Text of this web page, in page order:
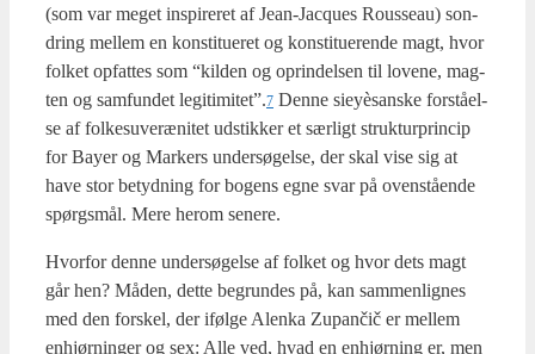
(som var meget inspi­re­ret af Jean-Jacques Rous­seau) son­
dring mel­lem en kon­sti­tu­e­ret og kon­sti­tu­e­ren­de magt, hvor
fol­ket opfat­tes som “kil­den og oprin­del­sen til love­ne, mag­
ten og sam­fun­det legitimitet”.7 Den­ne sieyèsan­ske for­stå­el­
se af fol­kes­u­veræ­ni­tet udstik­ker et sær­ligt struk­tur­prin­cip
for Bay­er og Mar­kers under­sø­gel­se, der skal vise sig at
have stor betyd­ning for bogens egne svar på oven­stå­en­de
spørgs­mål. Mere her­om sene­re.
Hvor­for den­ne under­sø­gel­se af fol­ket og hvor dets magt
går hen? Måden, det­te begrun­des på, kan sam­men­lig­nes
med den for­skel, der iføl­ge Alenka Zupančič er mel­lem
enhjør­nin­ger og sex: Alle ved, hvad en enhjør­ning er, men